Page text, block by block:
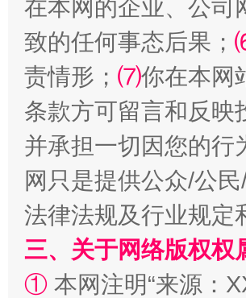
阿坝州三大球赛在茂县开幕
在本网的企业、公司
致的任何事态后果；
责情形； ⑺你在本网
条款方可留言和反映
并承担一切因您的行
网只是提供公众/公
法律法规及行业规定
三、关于网络版权权
① 本网注明“来源：